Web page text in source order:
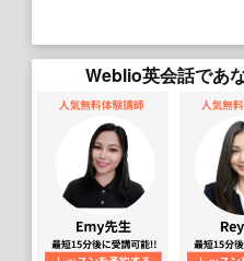
Weblio英会話であ